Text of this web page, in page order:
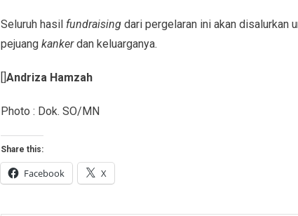
Seluruh hasil fundraisingdari pergelaran ini akan disalurkan
pejuang kankerdan keluarganya.
[]Andriza Hamzah
Photo : Dok. SO/MN
Share this:
Facebook X